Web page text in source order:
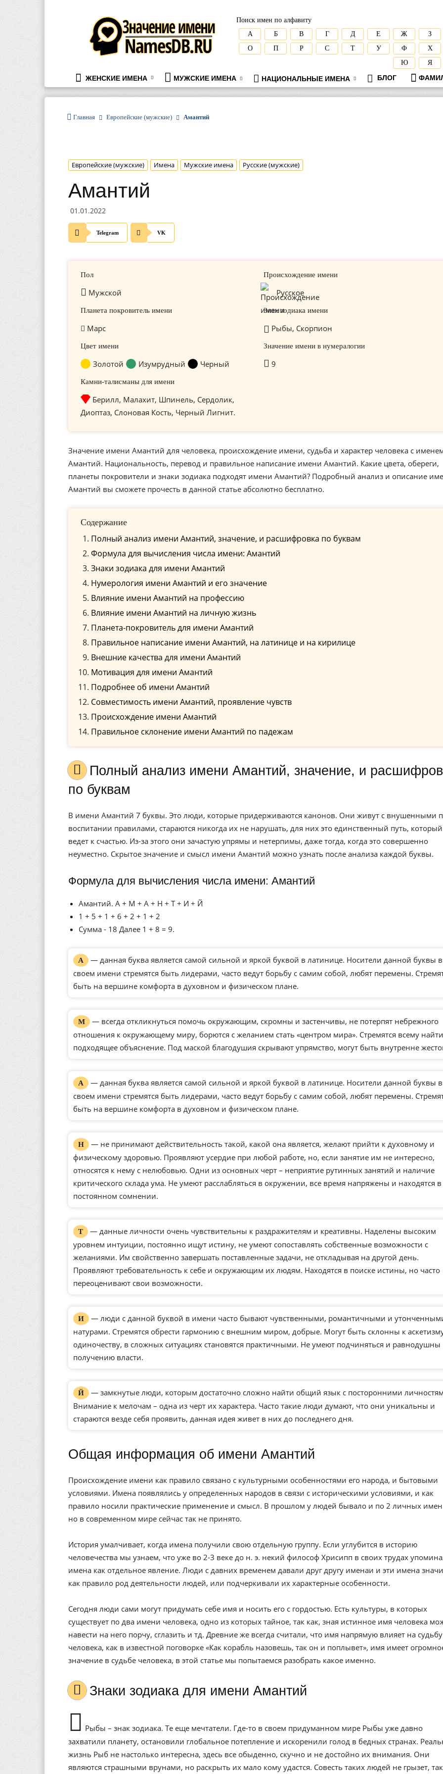
namesdb.ru
Поиск имен по алфавиту
А
Б В Г Д Е Ж
З
О
П Р С Т У Ф
Х
Ю
Я
ЖЕНСКИЕ ИМЕНА МУЖСКИЕ ИМЕНА НАЦИОНАЛЬНЫЕ ИМЕНА БЛОГ
Главная Европейские (мужские) Амантий
Европейские (мужские) Имена Мужские имена Русские (мужские)
Амантий
01.01.2022
Telegram VK
Пол
Мужской
Происхождение имени
Русское
Планета покровитель имени
Марс
Знак зодиака имени
Рыбы, Скорпион
Цвет имени
Золотой Изумрудный Черный
Значение имени в нумералогии
9
Камни-талисманы для имени
Берилл, Малахит, Шпинель, Сердолик,
Диоптаз, Слоновая Кость, Черный Лигнит.
Значение имени Амантий для человека, происхождение имени, судьба и характер человека с
Амантий. Национальность, перевод и правильное написание имени Амантий. Какие цвета, обереги,
планеты покровители и знаки зодиака подходят имени Амантий? Подробный анализ и описание
Амантий вы сможете прочесть в данной статье абсолютно бесплатно.
Содержание
Полный анализ имени Амантий, значение, и расшифровка по буквам
Формула для вычисления числа имени: Амантий
Знаки зодиака для имени Амантий
Нумерология имени Амантий и его значение
Влияние имени Амантий на профессию
Влияние имени Амантий на личную жизнь
Планета-покровитель для имени Амантий
Правильное написание имени Амантий, на латинице и на кирилице
Внешние качества для имени Амантий
Мотивация для имени Амантий
Подробнее об имени Амантий
Совместимость имени Амантий, проявление чувств
Происхождение имени Амантий
Правильное склонение имени Амантий по падежам
Полный анализ имени Амантий, значение, и расшифровка
по буквам
В имени Амантий 7 буквы. Это люди, которые придерживаются канонов. Они живут с внушенными
воспитании правилами, стараются никогда их не нарушать, для них это единственный путь, который
ведет к счастью. Из-за этого они зачастую упрямы и нетерпимы, даже тогда, когда это совершенно
неуместно. Скрытое значение и смысл имени Амантий можно узнать после анализа каждой буквы.
Формула для вычисления числа имени: Амантий
Амантий. А + М + А + Н + Т + И + Й
1 + 5 + 1 + 6 + 2 + 1 + 2
Сумма - 18 Далее 1 + 8 = 9.
А
— данная буква является самой сильной и яркой буквой в латинице. Носители данной буквы в
своем имени стремятся быть лидерами, часто ведут борьбу с самим собой, любят перемены.
быть на вершине комфорта в духовном и физическом плане.
М
— всегда откликнуться помочь окружающим, скромны и застенчивы, не потерпят небрежного
отношения к окружающему миру, борются с желанием стать «центром мира». Стремятся всему найти
подходящее объяснение. Под маской благодушия скрывают упрямство, могут быть внутренне
А
— данная буква является самой сильной и яркой буквой в латинице. Носители данной буквы в
своем имени стремятся быть лидерами, часто ведут борьбу с самим собой, любят перемены.
быть на вершине комфорта в духовном и физическом плане.
Н
— не принимают действительность такой, какой она является, желают прийти к духовному и
физическому здоровью. Проявляют усердие при любой работе, но, если занятие им не интересно,
относятся к нему с нелюбовью. Одни из основных черт – неприятие рутинных занятий и наличие
критического склада ума. Не умеют расслабляться в окружении, все время напряжены и находятся в
постоянном сомнении.
Т
— данные личности очень чувствительны к раздражителям и креативны. Наделены высоким
уровнем интуиции, постоянно ищут истину, не умеют сопоставлять собственные возможности с
желаниями. Им свойственно завершать поставленные задачи, не откладывая на другой день.
Проявляют требовательность к себе и окружающим их людям. Находятся в поиске истины, но часто
переоценивают свои возможности.
И
— люди с данной буквой в имени часто бывают чувственными, романтичными и
натурами. Стремятся обрести гармонию с внешним миром, добрые. Могут быть склонны к
одиночеству, в сложных ситуациях становятся практичными. Не умеют подчиняться и равнодушны
получению власти.
Й
— замкнутые люди, которым достаточно сложно найти общий язык с посторонними
Внимание к мелочам – одна из черт их характера. Часто такие люди думают, что они уникальны и
стараются везде себя проявить, данная идея живет в них до последнего дня.
Общая информация об имени Амантий
Происхождение имени как правило связано с культурными особенностями его народа, и бытовыми
условиями. Имена появлялись у определенных народов в связи с историческими условиями, и как
правило носили практические применение и смысл. В прошлом у людей бывало и по 2 личных
но в современном мире сейчас так не принято.
История умалчивает, когда имена получили свою отдельную группу. Если углубится в историю
человечества мы узнаем, что уже во 2-3 веке до н. э. некий философ Хрисипп в своих трудах
имена как отдельное явление. Люди с давних временем давали друг другу именаи и эти имена
как правило род деятельности людей, или подчеркивали их характерные особенности.
Сегодня люди сами могут придумать себе имя и носить его с гордостью. Есть культуры, в которых
существует по два имени человека, одно из которых тайное, так как, зная истинное имя человека
навести на него порчу, сглазить и тд. Древние же всегда считали, что имя напрямую влияет на судьбу
человека, как в известной поговорке «Как корабль назовешь, так он и поплывет», имя имеет
значение в судьбе человека, в этой статье мы попытаемся разобрать какое именно.
Знаки зодиака для имени Амантий
Рыбы – знак зодиака. Те еще мечтатели. Где-то в своем придуманном мире Рыбы уже давно
захватили планету, остановили глобальное потепление и искоренили голод в бедных странах.
жизнь Рыб не настолько интересна, здесь все обыденно, скучно и не достойно их внимания. Они
являются страшными врунами, но раскрыть их мало кому удастся. Совесть таких людей не грызет,